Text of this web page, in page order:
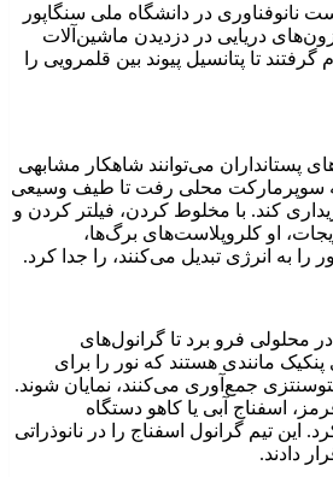
در دانشگاه ملی سنگاپور
دریایی در دزدیدن ماشین‌آلات
تا پتانسیل پیوند بین قلمرویی را
پستانداران می‌توانند شاهکار مشابهی
به سوپرمارکت محلی رفت تا طیف وسیعی
کند. با مخلوط کردن، فیلتر کردن و
او کلروپلاست‌های برگ‌ها،
را به انرژی تبدیل می‌کنند، را جدا کرد.
محلولی فرو برد تا گرانول‌های
پنکیک‌ مانندی هستند که نور را برای
جمع‌آوری می‌کنند، نمایان شوند.
اسفناج آبی یا کاهو دستگاه
این تیم گرانول اسفناج را در نانوذراتی